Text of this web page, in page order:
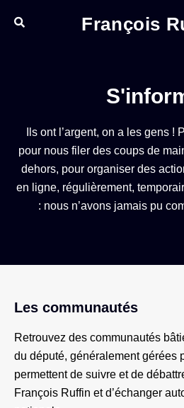
François
Ils ont l’argent, on a les gens !
pour nous filer des coups de
dehors, pour organiser des
en ligne, régulièrement,
: nous n’avons jamais pu
Les communautés
Retrouvez des communautés
du député, généralement gérées
permettent de suivre et de
François Ruffin et d’échanger